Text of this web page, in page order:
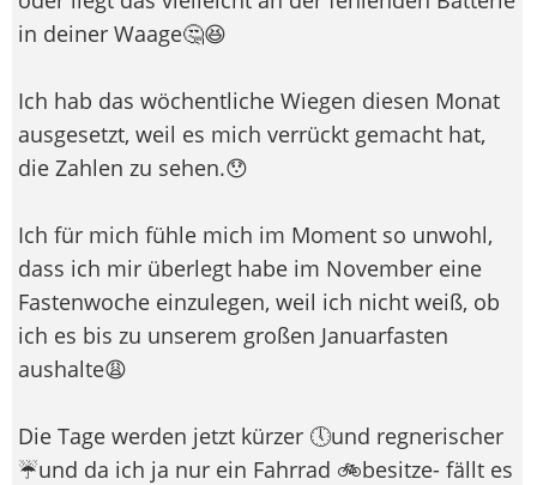
in deiner Waage🤔​😆
Ich hab das wöchentliche Wiegen diesen Monat
ausgesetzt, weil es mich verrückt gemacht hat,
die Zahlen zu sehen.😯
Ich für mich fühle mich im Moment so unwohl,
dass ich mir überlegt habe im November eine
Fastenwoche einzulegen, weil ich nicht weiß, ob
ich es bis zu unserem großen Januarfasten
aushalte😩​
Die Tage werden jetzt kürzer 🕔und regnerischer
☔und da ich ja nur ein Fahrrad 🚲besitze- fällt es